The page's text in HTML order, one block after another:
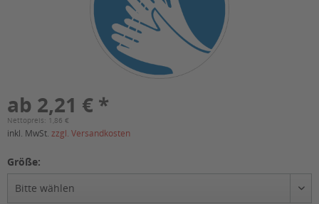
ab 2,21 € *
Nettopreis: 1,86 €
inkl. MwSt. zzgl. Versandkosten
Größe: